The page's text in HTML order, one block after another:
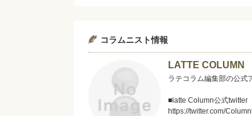
コラムニスト情報
LATTE COLUMN
ラテコラム編集部の公式
■latte Column公式twitter
https://twitter.com/